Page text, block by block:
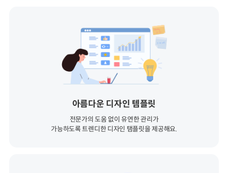
아름다운 디자인 템플릿
전문가의 도움 없이 유연한 관리가
가능하도록 트렌디한 디자인 탬플릿을 제공해요.